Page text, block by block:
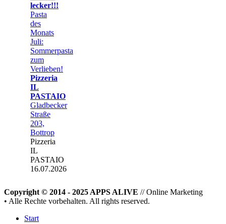
lecker!!!
Pasta
des
Monats
Juli:
Sommerpasta
zum
Verlieben!
Pizzeria
IL
PASTAIO
Gladbecker
Straße
203,
Bottrop
Pizzeria
IL
PASTAIO
16.07.2026
Copyright © 2014 - 2025 APPS ALIVE // Online Marketing
• Alle Rechte vorbehalten. All rights reserved.
Start